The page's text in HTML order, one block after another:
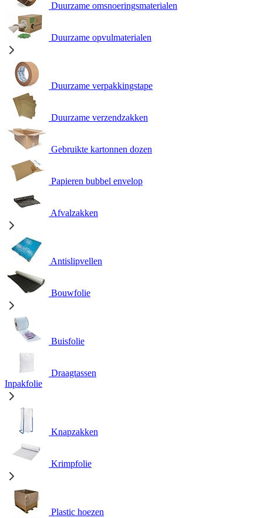
Duurzame omsnoeringsmaterialen
Duurzame opvulmaterialen
Duurzame verpakkingstape
Duurzame verzendzakken
Gebruikte kartonnen dozen
Papieren bubbel envelop
Afvalzakken
Antislipvellen
Bouwfolie
Buisfolie
Draagtassen
Inpakfolie
Knapzakken
Krimpfolie
Plastic hoezen